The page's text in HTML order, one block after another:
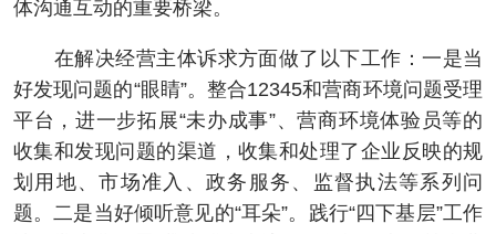
体沟通互动的重要桥梁。
在解决经营主体诉求方面做了以下工作：一是当
好发现问题的“眼睛”。整合12345和营商环境问题受理
平台，进一步拓展“未办成事”、营商环境体验员等的
收集和发现问题的渠道，收集和处理了企业反映的规
划用地、市场准入、政务服务、监督执法等系列问
题。二是当好倾听意见的“耳朵”。践行“四下基层”工作